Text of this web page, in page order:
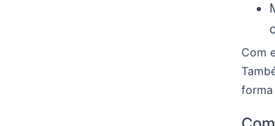
Com
forma